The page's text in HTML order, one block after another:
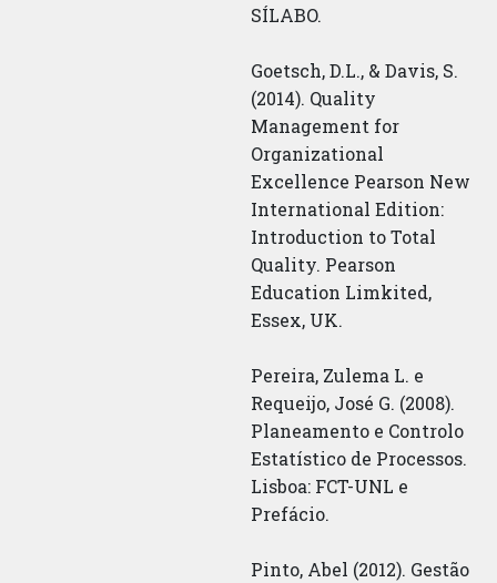
SÍLABO.
Goetsch, D.L., & Davis, S.
(2014). Quality
Management for
Organizational
Excellence Pearson New
International Edition:
Introduction to Total
Quality. Pearson
Education Limkited,
Essex, UK.
Pereira, Zulema L. e
Requeijo, José G. (2008).
Planeamento e Controlo
Estatístico de Processos.
Lisboa: FCT-UNL e
Prefácio.
Pinto, Abel (2012). Gestão